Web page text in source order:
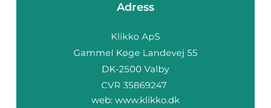
Adress
web: www.klikko.dk